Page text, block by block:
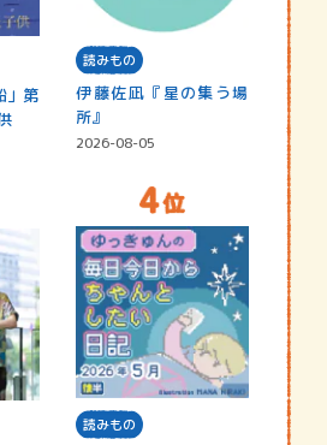
」第
読みもの
伊藤佐凪『星の集う場
所』
2026-08-05
読みもの